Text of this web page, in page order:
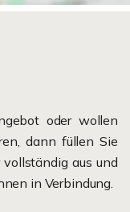
oder wollen
dann füllen Sie
aus und
in Verbindung.